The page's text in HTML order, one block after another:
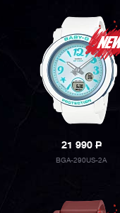
21 990P
BGA-290US-2A